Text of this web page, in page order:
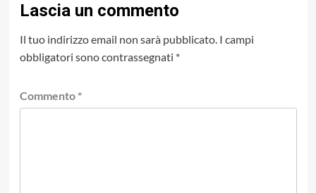
Lascia un commento
Il tuo indirizzo email non sarà pubblicato. I campi
obbligatori sono contrassegnati *
Commento *